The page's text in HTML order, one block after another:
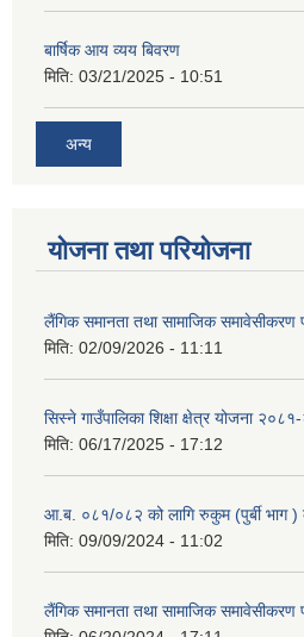
बार्षिक आय व्यय बिवरण
मिति: 03/21/2025 - 10:51
अन्य
योजना तथा परियोजना
लैंगिक समानता तथा सामाजिक समावेसीकरण
मिति: 02/09/2026 - 11:11
सिस्ने गाउँपालिका शिक्षा क्षेत्र योजना
मिति: 06/17/2025 - 17:12
आ.ब. ०८१/०८२ को लागि रुकुम (पुर्बी भाग )
मिति: 09/09/2024 - 11:02
लैंगिक समानता तथा सामाजिक समावेसीकरण